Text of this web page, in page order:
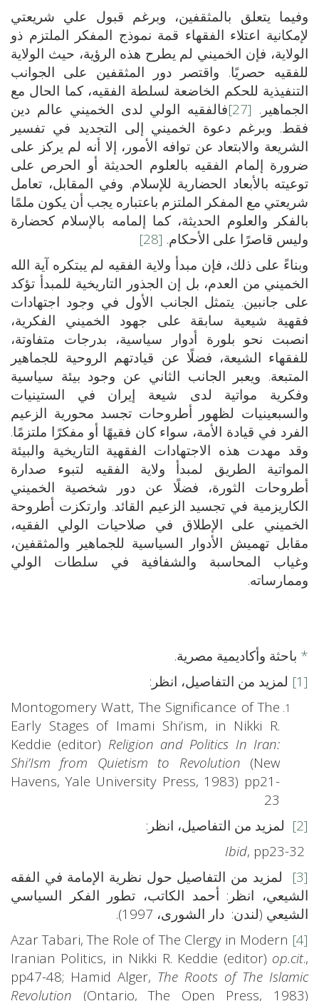
وفيما يتعلق بالمثقفين، وبرغم قبول علي شريعتي
لإمكانية اعتلاء الفقهاء قمة نموذج المفكر الملتزم ذو
الولاية، فإن الخميني لم يطرح هذه الرؤية، حيث الولاية
للفقيه حصريًا. واقتصر دور المثقفين على الجوانب
التنفيذية للحكم الخاضعة لسلطة الفقيه، كما الحال مع
الجماهير. [27]
فالفقيه الولي لدى الخميني عالم دين
فقط. وبرغم دعوة الخميني إلى التجديد في تفسير
الشريعة والابتعاد عن توافه الأمور، إلا أنه لم يركز على
ضرورة إلمام الفقيه بالعلوم الحديثة أو الحرص على
توعيته بالأبعاد الحضارية للإسلام. وفي المقابل، تعامل
شريعتي مع المفكر الملتزم باعتباره يجب أن يكون ملمًا
بالفكر والعلوم الحديثة، كما إلمامه بالإسلام كحضارة
وليس قاصرًا على الأحكام. [28]
وبناءً على ذلك، فإن مبدأ ولاية الفقيه لم يبتكره آية الله
الخميني من العدم، بل إن الجذور التاريخية للمبدأ تؤكد
على جانبين. يتمثل الجانب الأول في وجود اجتهادات
فقهية شيعية سابقة على جهود الخميني الفكرية،
انصبت نحو بلورة أدوار سياسية، بدرجات متفاوتة،
للفقهاء الشيعة، فضلًا عن قيادتهم الروحية للجماهير
المتبعة. ويعبر الجانب الثاني عن وجود بيئة سياسية
وفكرية مواتية لدى شيعة إيران في الستينيات
والسبعينيات لظهور أطروحات تجسد محورية الزعيم
الفرد في قيادة الأمة، سواء كان فقيهًا أو مفكرًا ملتزمًا.
وقد مهدت هذه الاجتهادات الفقهية التاريخية والبيئة
المواتية الطريق لمبدأ ولاية الفقيه لتبوء صدارة
أطروحات الثورة، فضلًا عن دور شخصية الخميني
الكاريزمية في تجسيد الزعيم القائد. وارتكزت أطروحة
الخميني على الإطلاق في صلاحيات الولي الفقيه،
مقابل تهميش الأدوار السياسية للجماهير والمثقفين،
وغياب المحاسبة والشفافية في سلطات الولي
وممارساته.
* باحثة وأكاديمية مصرية.
[1]
لمزيد من التفاصيل، انظر:
Montogomery Watt, The Significance of The
Early Stages of Imami Shi’ism, in Nikki R.
Keddie (editor) Religion and Politics In Iran:
Shi’Ism from Quietism to Revolution (New
Havens, Yale University Press, 1983) pp21-
23
[2]
لمزيد من التفاصيل، انظر:
Ibid, pp23-32
[3]
لمزيد من التفاصيل حول نظرية الإمامة في الفقه
الشيعي، انظر: أحمد الكاتب، تطور الفكر السياسي
الشيعي (لندن: دار الشورى، 1997).
[4]
Azar Tabari, The Role of The Clergy in Modern
Iranian Politics, in Nikki R. Keddie (editor) op.cit.,
pp47-48; Hamid Alger, The Roots of The Islamic
Revolution (Ontario, The Open Press, 1983)